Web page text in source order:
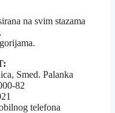
na svim stazama
Smed. Palanka
82
telefona